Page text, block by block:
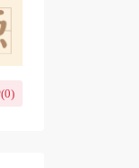
0)